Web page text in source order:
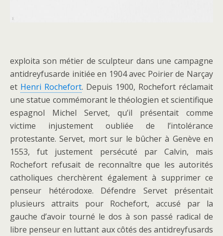
exploita son métier de sculpteur dans une campagne
antidreyfusarde initiée en 1904 avec Poirier de Narçay
et Henri Rochefort. Depuis 1900, Rochefort réclamait
une statue commémorant le théologien et scientifique
espagnol Michel Servet, qu’il présentait comme
victime injustement oubliée de l’intolérance
protestante. Servet, mort sur le bûcher à Genève en
1553, fut justement persécuté par Calvin, mais
Rochefort refusait de reconnaître que les autorités
catholiques cherchèrent également à supprimer ce
penseur hétérodoxe. Défendre Servet présentait
plusieurs attraits pour Rochefort, accusé par la
gauche d’avoir tourné le dos à son passé radical de
libre penseur en luttant aux côtés des antidreyfusards